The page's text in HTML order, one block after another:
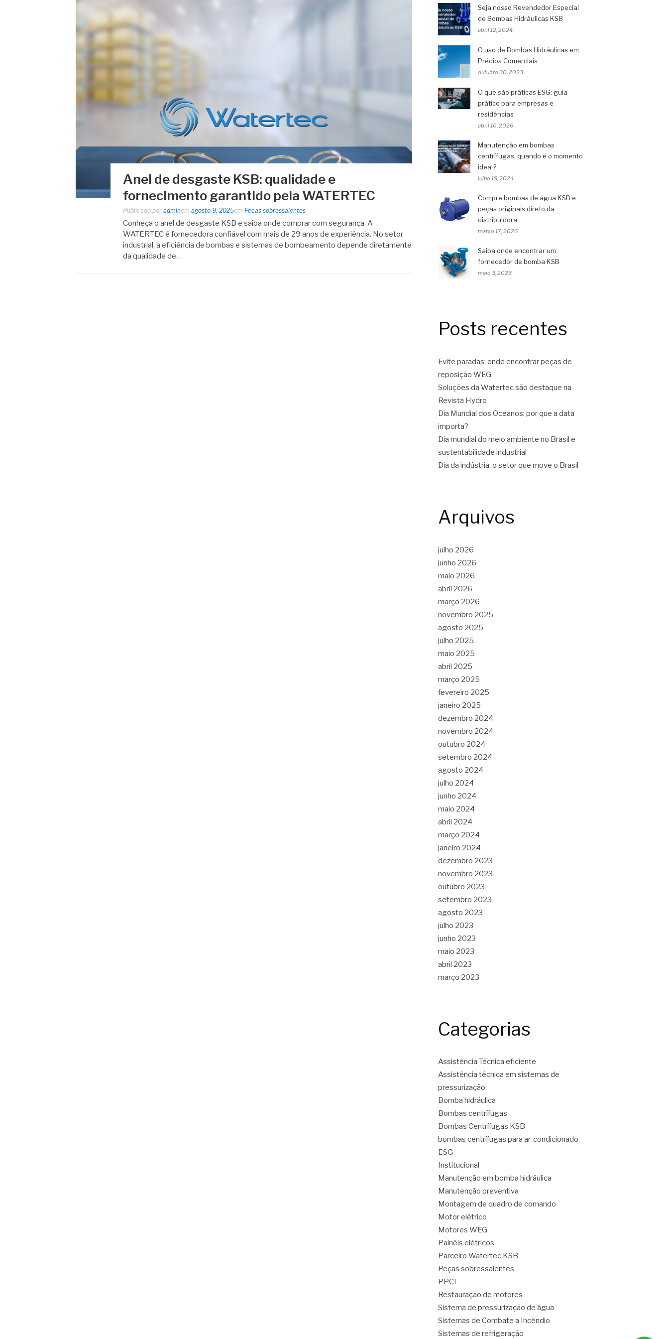
Anel de desgaste KSB: qualidade e
fornecimento garantido pela WATERTEC
Publicado por adminem agosto 9, 2025em Peças sobressalentes
Conheça o anel de desgaste KSB e saiba onde comprar com segurança. A
WATERTEC é fornecedora confiável com mais de 29 anos de experiência. No setor
industrial, a eficiência de bombas e sistemas de bombeamento depende diretamente
da qualidade de…
Seja nosso Revendedor Especial
de Bombas Hidráulicas KSB
abril 12, 2024
O uso de Bombas Hidráulicas em
Prédios Comerciais
outubro 30, 2023
O que são práticas ESG: guia
prático para empresas e
residências
abril 10, 2026
Manutenção em bombas
centrífugas, quando é o momento
ideal?
julho 19, 2024
Compre bombas de água KSB e
peças originais direto da
distribuidora
março 17, 2026
Saiba onde encontrar um
fornecedor de bomba KSB
maio 3, 2023
Posts recentes
Evite paradas: onde encontrar peças de
reposição WEG
Soluções da Watertec são destaque na
Revista Hydro
Dia Mundial dos Oceanos: por que a data
importa?
Dia mundial do meio ambiente no Brasil e
sustentabilidade industrial
Dia da indústria: o setor que move o Brasil
Arquivos
julho 2026
junho 2026
maio 2026
abril 2026
março 2026
novembro 2025
agosto 2025
julho 2025
maio 2025
abril 2025
março 2025
fevereiro 2025
janeiro 2025
dezembro 2024
novembro 2024
outubro 2024
setembro 2024
agosto 2024
julho 2024
junho 2024
maio 2024
abril 2024
março 2024
janeiro 2024
dezembro 2023
novembro 2023
outubro 2023
setembro 2023
agosto 2023
julho 2023
junho 2023
maio 2023
abril 2023
março 2023
Categorias
Assistência Técnica eficiente
Assistência técnica em sistemas de
pressurização
Bomba hidráulica
Bombas centrífugas
Bombas Centrífugas KSB
bombas centrífugas para ar-condicionado
ESG
Institucional
Manutenção em bomba hidráulica
Manutenção preventiva
Montagem de quadro de comando
Motor elétrico
Motores WEG
Painéis elétricos
Parceiro Watertec KSB
Peças sobressalentes
PPCI
Restauração de motores
Sistema de pressurização de água
Sistemas de Combate a Incêndio
Sistemas de refrigeração